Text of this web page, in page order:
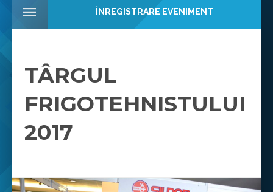
ÎNREGISTRARE EVENIMENT
TÂRGUL
FRIGOTEHNISTULUI
2017